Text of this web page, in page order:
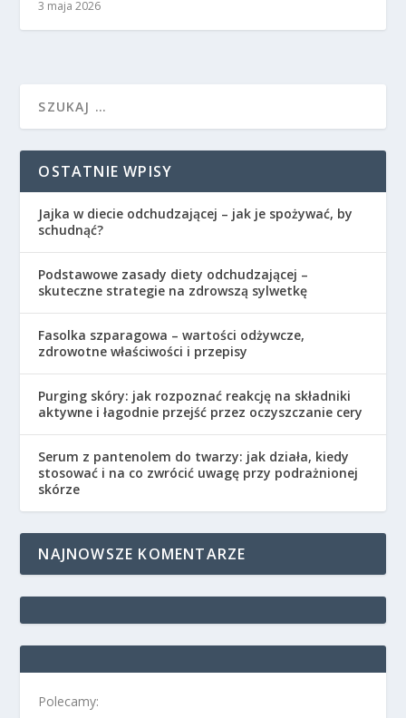
3 maja 2026
OSTATNIE WPISY
Jajka w diecie odchudzającej – jak je spożywać, by
schudnąć?
Podstawowe zasady diety odchudzającej –
skuteczne strategie na zdrowszą sylwetkę
Fasolka szparagowa – wartości odżywcze,
zdrowotne właściwości i przepisy
Purging skóry: jak rozpoznać reakcję na składniki
aktywne i łagodnie przejść przez oczyszczanie cery
Serum z pantenolem do twarzy: jak działa, kiedy
stosować i na co zwrócić uwagę przy podrażnionej
skórze
NAJNOWSZE KOMENTARZE
Polecamy: